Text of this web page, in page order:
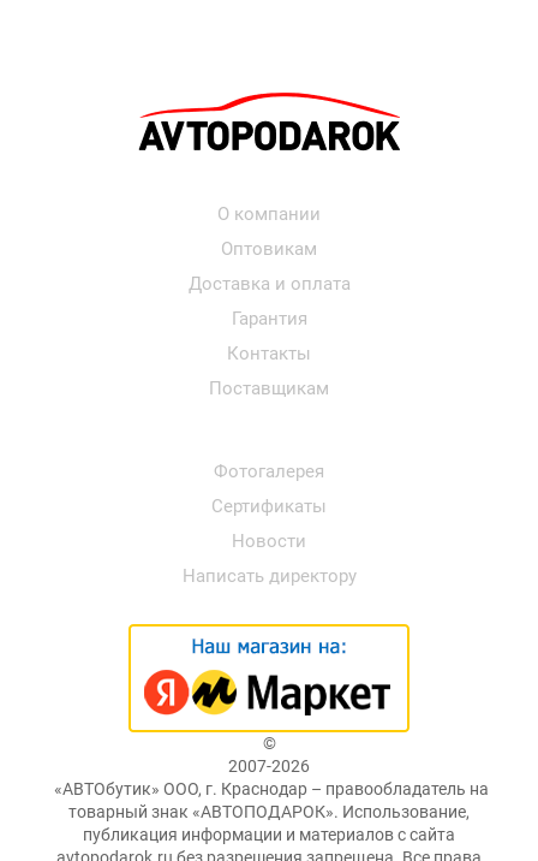
О компании
Оптовикам
Доставка и оплата
Гарантия
Контакты
Поставщикам
Фотогалерея
Сертификаты
Новости
Написать директору
©
2007-2026
«АВТОбутик» ООО, г. Краснодар – правообладатель на
товарный знак «АВТОПОДАРОК». Использование,
публикация информации и материалов с сайта